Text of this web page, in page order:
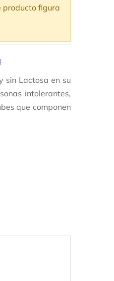
producto figura
sin Lactosa en su
intolerantes,
que componen